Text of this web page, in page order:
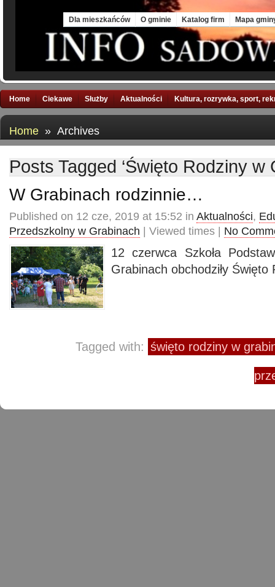
Dla mieszkańców O gminie Katalog firm Mapa
Home Ciekawe Służby Aktualności Kultura, rozrywka, sport,
Home » Archives
Posts Tagged ‘Święto Rodziny w
W Grabinach rodzinnie…
Published on 12 cze, 2019 at 15:52 in Aktualności,
Przedszkolny w Grabinach | Viewed times | No
12 czerwca Szkoła
Grabinach obchodziły Święto
Tagged with: święto rodziny w